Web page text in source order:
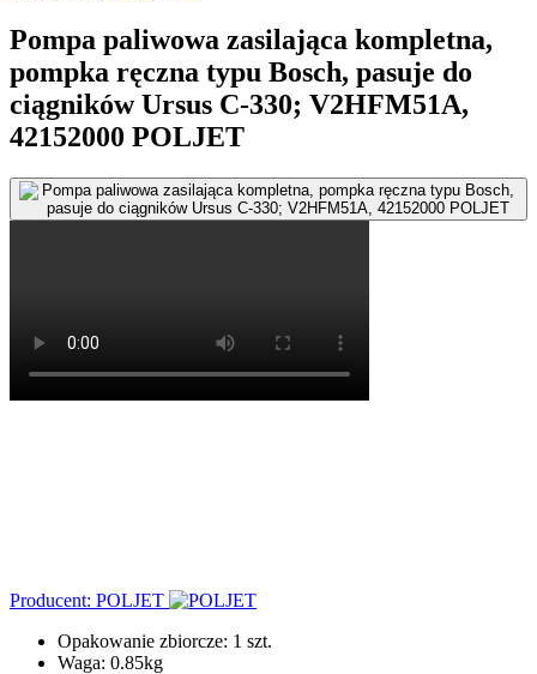
Pompa paliwowa zasilająca kompletna,
pompka ręczna typu Bosch, pasuje do
ciągników Ursus C-330; V2HFM51A,
42152000 POLJET
Producent: POLJET
Opakowanie zbiorcze: 1 szt.
Waga: 0.85kg